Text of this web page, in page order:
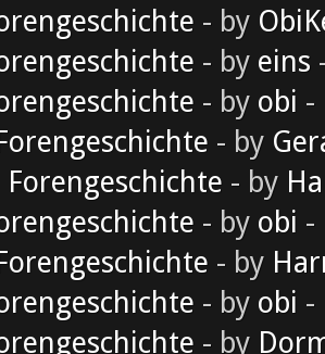
- by
- by eins
- by obi -
- by
Forengeschichte - by
- by obi -
- by
- by obi -
- by